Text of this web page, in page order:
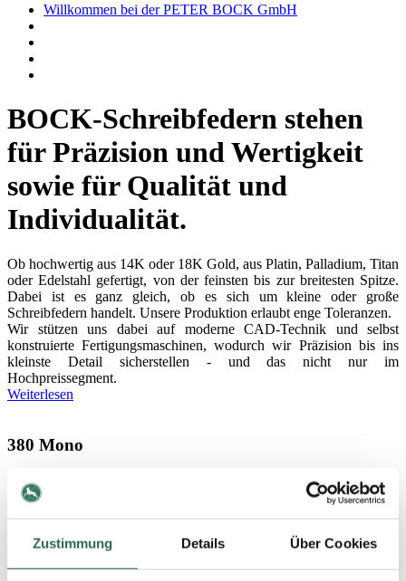
Zustimmung Details Über Cookies
Willkommen bei der PETER BOCK GmbH
BOCK-Schreibfedern stehen
für Präzision und Wertigkeit
sowie für Qualität und
Individualität.
Ob hochwertig aus 14K oder 18K Gold, aus Platin, Palladium, Titan
oder Edelstahl gefertigt, von der feinsten bis zur breitesten Spitze.
Dabei ist es ganz gleich, ob es sich um kleine oder große
Schreibfedern handelt. Unsere Produktion erlaubt enge Toleranzen.
Wir stützen uns dabei auf moderne CAD-Technik und selbst
konstruierte Fertigungsmaschinen, wodurch wir Präzision bis ins
kleinste Detail sicherstellen - und das nicht nur im
Hochpreissegment.
Weiterlesen
380 Mono
Extra große Schreibfeder ohne Tintenleitsystem
Große Schreibfeder ohne Tintenleitsystem